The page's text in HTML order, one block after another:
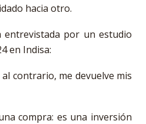
hacia otro.
entrevistada por un estudio
en Indisa:
contrario, me devuelve mis
compra: es una inversión